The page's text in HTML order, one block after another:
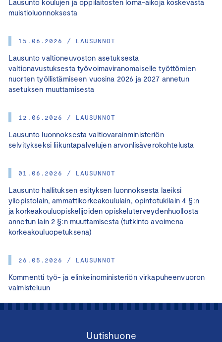
Lausunto koulujen ja oppilaitosten loma-aikoja koskevasta
muistioluonnoksesta
15.06.2026 / LAUSUNNOT
Lausunto valtioneuvoston asetuksesta
valtionavustuksesta työvoimaviranomaiselle työttömien
nuorten työllistämiseen vuosina 2026 ja 2027 annetun
asetuksen muuttamisesta
12.06.2026 / LAUSUNNOT
Lausunto luonnoksesta valtiovarainministeriön
selvitykseksi liikuntapalvelujen arvonlisäverokohtelusta
01.06.2026 / LAUSUNNOT
Lausunto hallituksen esityksen luonnoksesta laeiksi
yliopistolain, ammattikorkeakoululain, opintotukilain 4 §:n
ja korkeakouluopiskelijoiden opiskeluterveydenhuollosta
annetun lain 2 §:n muuttamisesta (tutkinto avoimena
korkeakouluopetuksena)
26.05.2026 / LAUSUNNOT
Kommentti työ- ja elinkeinoministeriön virkapuheenvuoron
valmisteluun
Uutishuone